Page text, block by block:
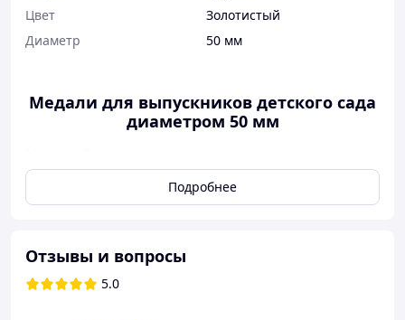
Цвет
Золотистый
Диаметр
50 мм
Медали для выпускников детского сада
диаметром 50 мм
ребенка, которую он получает за один из успешно
пройденных этапов жизни. Это прекрасный сувенир,
который поможет сохранить память о детском садике
выпускников детского сада по индивидуальным
параметрам — мы предлагаем готовые решения
Подробнее
Отзывы и вопросы
5.0